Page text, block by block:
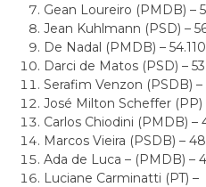
Gean Loureiro (PMDB) –
Jean Kuhlmann (PSD) –
De Nadal (PMDB) –
Darci de Matos (PSD) –
Serafim Venzon (PSDB)
José Milton Scheffer
Carlos Chiodini (PMDB) –
Marcos Vieira (PSDB) –
Ada de Luca – (PMDB) –
Luciane Carminatti (PT)